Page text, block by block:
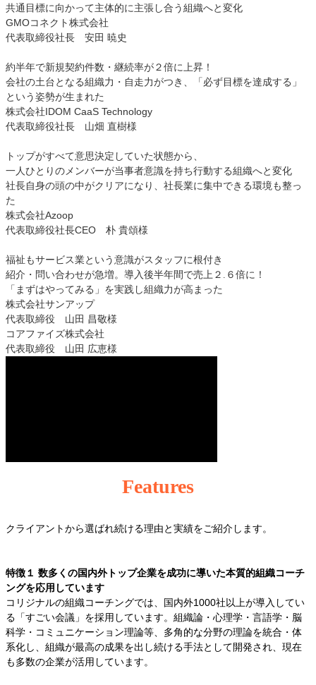
共通目標に向かって主体的に主張し合う組織へと変化
GMOコネクト株式会社
代表取締役社長 安田 暁史
約半年で新規契約件数・継続率が２倍に上昇！
会社の土台となる組織力・自走力がつき、「必ず目標を達成する」
という姿勢が生まれた
株式会社IDOM CaaS Technology
代表取締役社長 山畑 直樹様
トップがすべて意思決定していた状態から、
一人ひとりのメンバーが当事者意識を持ち行動する組織へと変化
社長自身の頭の中がクリアになり、社長業に集中できる環境も整っ
た
株式会社Azoop
代表取締役社長CEO 朴 貴頌様
福祉もサービス業という意識がスタッフに根付き
紹介・問い合わせが急増。導入後半年間で売上２.６倍に！
「まずはやってみる」を実践し組織力が高まった
株式会社サンアップ
代表取締役 山田 昌敬様
コアファイズ株式会社
代表取締役 山田 広恵様
Features
クライアントから選ばれ続ける理由と実績をご紹介します。
特徴１ 数多くの国内外トップ企業を成功に導いた本質的組織コーチ
ングを応用しています
コリジナルの組織コーチングでは、国内外1000社以上が導入してい
る「すごい会議」を採用しています。組織論・心理学・言語学・脳
科学・コミュニケーション理論等、多角的な分野の理論を統合・体
系化し、組織が最高の成果を出し続ける手法として開発され、現在
も多数の企業が活用しています。